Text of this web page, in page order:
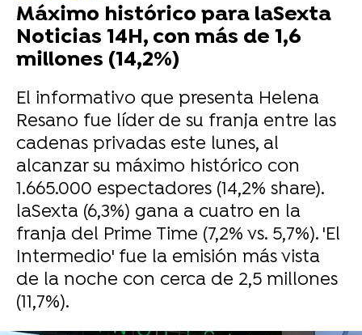
Máximo histórico para laSexta
Noticias 14H, con más de 1,6
millones (14,2%)
El informativo que presenta Helena
Resano fue líder de su franja entre las
cadenas privadas este lunes, al
alcanzar su máximo histórico con
1.665.000 espectadores (14,2% share).
laSexta (6,3%) gana a cuatro en la
franja del Prime Time (7,2% vs. 5,7%). 'El
Intermedio' fue la emisión más vista
de la noche con cerca de 2,5 millones
(11,7%).
-